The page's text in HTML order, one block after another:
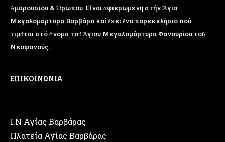
Ἁμαρουσίου & Ὠρωπου. Εἶναι ἀφιερωμένη στήν Ἅγια
Μεγαλομάρτυρα Βαρβάρα καί ἔχει ἕνα παρεκκλήσιο πού
τιμᾶται στό ὄνομα τοῦ Ἁγιου Μεγαλομάρτυρα Φανουρίου τοῦ
Νεοφανούς.
ΕΠΙΚΟΙΝΩΝΙΑ
Ι.Ν Αγίας Βαρβάρας
Πλατεία Αγίας Βαρβάρας